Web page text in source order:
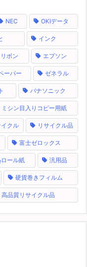
NEC OKIデータ
インク
ボン エプソン
ーパー ゼネラル
パナソニック
ミシン目入りコピー用紙
イクル リサイクル品
富士ゼロックス
ール紙 汎用品
硬貨巻きフィルム
高品質リサイクル品